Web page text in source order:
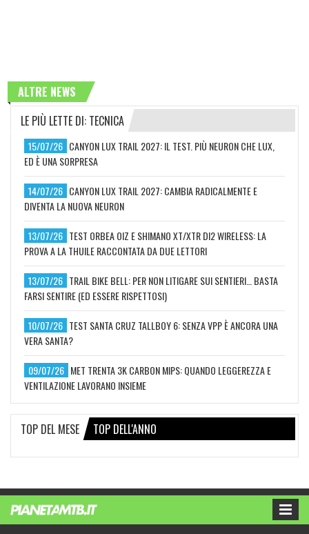
ALTRE NEWS
LE PIÙ LETTE DI: TECNICA
15/07/26 CANYON LUX TRAIL 2027: IL TEST. PIÙ NEURON CHE LUX,
ED È UNA SORPRESA
14/07/26 CANYON LUX TRAIL 2027: CAMBIA RADICALMENTE E
DIVENTA LA NUOVA NEURON
13/07/26 TEST ORBEA OIZ E SHIMANO XT/XTR DI2 WIRELESS: LA
PROVA A LA THUILE RACCONTATA DA DUE LETTORI
13/07/26 TRAIL BIKE BELL: PER NON LITIGARE SUI SENTIERI… BASTA
FARSI SENTIRE (ED ESSERE RISPETTOSI)
10/07/26 TEST SANTA CRUZ TALLBOY 6: SENZA VPP È ANCORA UNA
VERA SANTA?
09/07/26 MET TRENTA 3K CARBON MIPS: QUANDO LEGGEREZZA E
VENTILAZIONE LAVORANO INSIEME
TOP DEL MESE TOP DELL'ANNO